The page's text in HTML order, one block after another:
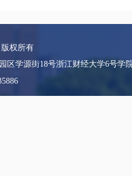
权所有
区学源街18号浙江财经大学6号学